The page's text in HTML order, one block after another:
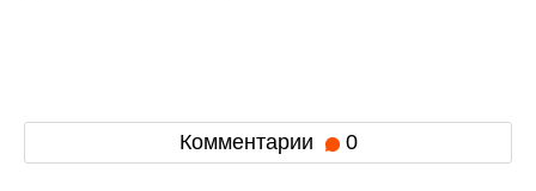
Комментарии 0